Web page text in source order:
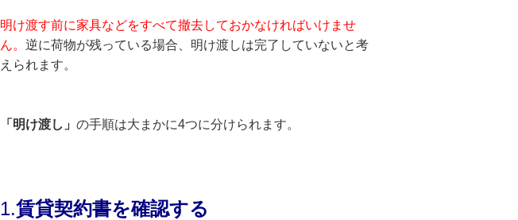
明け渡す前に家具などをすべて撤去しておかなければいけませ
ん。 逆に荷物が残っている場合、明け渡しは完了していないと考
えられます。
「明け渡し」 の手順は大まかに4つに分けられます。
1.賃貸契約書を確認する